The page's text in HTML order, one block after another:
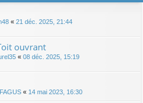
« 21 déc. 2025, 21:44
ouvrant
« 08 déc. 2025, 15:19
« 14 mai 2023, 16:30